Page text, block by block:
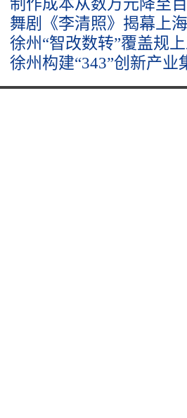
舞剧《李清照》揭幕上
徐州“智改数转”覆盖规
徐州构建“343”创新产